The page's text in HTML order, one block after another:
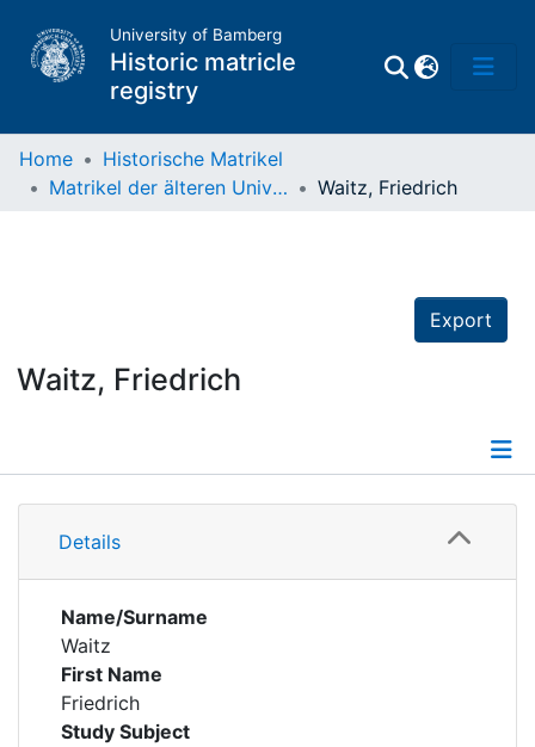
University of Bamberg
Historic matricle
registry
Home
Historische Matrikel
Matrikel der älteren Universität
Waitz, Friedrich
Export
Waitz, Friedrich
Details
Details
Name/Surname
Waitz
First Name
Friedrich
Study Subject